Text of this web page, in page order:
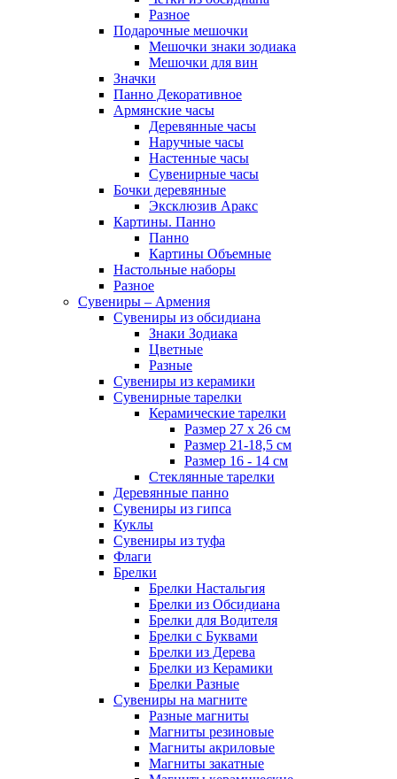
Разное
Подарочные мешочки
Мешочки знаки зодиака
Мешочки для вин
Значки
Панно Декоративное
Армянские часы
Деревянные часы
Наручные часы
Настенные часы
Сувенирные часы
Бочки деревянные
Эксклюзив Аракс
Картины. Панно
Панно
Картины Объемные
Настольные наборы
Разное
Сувениры – Армения
Сувениры из обсидиана
Знаки Зодиака
Цветные
Разные
Сувениры из керамики
Сувенирные тарелки
Керамические тарелки
Размер 27 х 26 см
Размер 21-18,5 см
Размер 16 - 14 см
Стеклянные тарелки
Деревянные панно
Сувениры из гипса
Куклы
Сувениры из туфа
Флаги
Брелки
Брелки Настальгия
Брелки из Обсидиана
Брелки для Водителя
Брелки с Буквами
Брелки из Дерева
Брелки из Керамики
Брелки Разные
Сувениры на магните
Разные магниты
Магниты резиновые
Магниты акриловые
Магниты закатные